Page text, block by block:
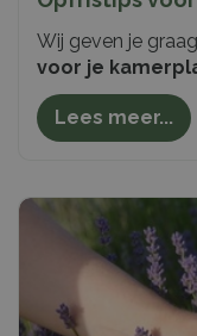
Wij geven je graag
voor je
Lees meer...